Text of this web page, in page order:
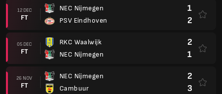
12 DEC
FT
NEC Nijmegen
PSV Eindhoven
1
2
05 DEC
FT
RKC Waalwijk
NEC Nijmegen
2
1
26 NOV
FT
NEC Nijmegen
Cambuur
2
3